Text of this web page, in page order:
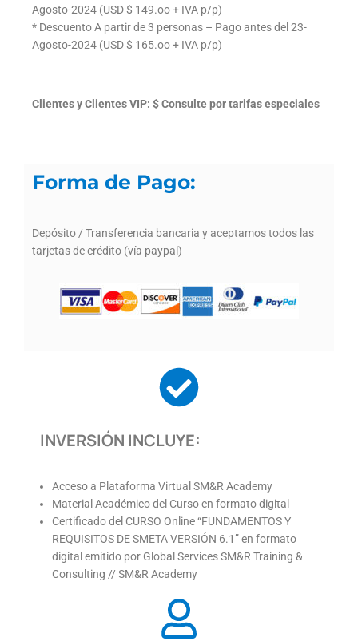
Agosto-2024 (USD $ 149.oo + IVA p/p)
* Descuento A partir de 3 personas – Pago antes del 23-
Agosto-2024 (USD $ 165.oo + IVA p/p)
Clientes y Clientes VIP: $ Consulte por tarifas especiales
Forma de Pago:
Depósito / Transferencia bancaria y aceptamos todos las
tarjetas de crédito (vía paypal)
INVERSIÓN INCLUYE:
Acceso a Plataforma Virtual SM&R Academy
Material Académico del Curso en formato digital
Certificado del CURSO Online “FUNDAMENTOS Y
REQUISITOS DE SMETA VERSIÓN 6.1” en formato
digital emitido por Global Services SM&R Training &
Consulting // SM&R Academy